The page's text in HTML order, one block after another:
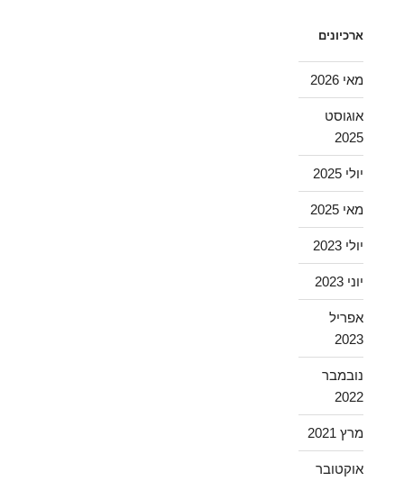
ארכיונים
מאי 2026
אוגוסט
2025
יולי 2025
מאי 2025
יולי 2023
יוני 2023
אפריל
2023
נובמבר
2022
מרץ 2021
אוקטובר